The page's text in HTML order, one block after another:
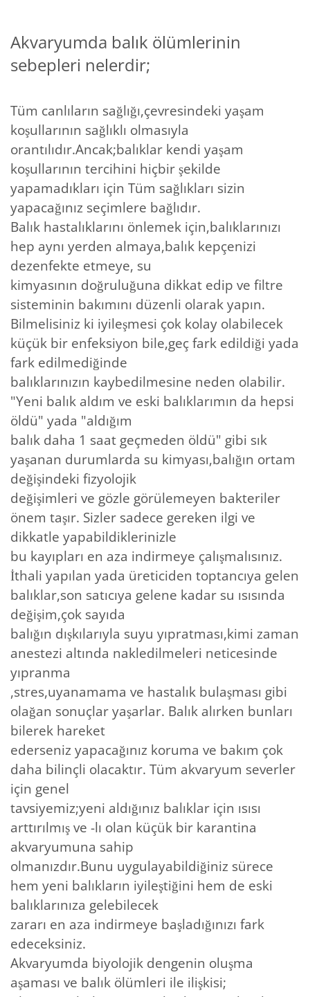
Akvaryumda balık ölümlerinin
sebepleri nelerdir;
Tüm canlıların sağlığı,çevresindeki yaşam
koşullarının sağlıklı olmasıyla
orantılıdır.Ancak;balıklar kendi yaşam
koşullarının tercihini hiçbir şekilde
yapamadıkları için Tüm sağlıkları sizin
yapacağınız seçimlere bağlıdır.
Balık hastalıklarını önlemek için,balıklarınızı
hep aynı yerden almaya,balık kepçenizi
dezenfekte etmeye, su
kimyasının doğruluğuna dikkat edip ve filtre
sisteminin bakımını düzenli olarak yapın.
Bilmelisiniz ki iyileşmesi çok kolay olabilecek
küçük bir enfeksiyon bile,geç fark edildiği yada
fark edilmediğinde
balıklarınızın kaybedilmesine neden olabilir.
"Yeni balık aldım ve eski balıklarımın da hepsi
öldü" yada "aldığım
balık daha 1 saat geçmeden öldü" gibi sık
yaşanan durumlarda su kimyası,balığın ortam
değişindeki fizyolojik
değişimleri ve gözle görülemeyen bakteriler
önem taşır. Sizler sadece gereken ilgi ve
dikkatle yapabildiklerinizle
bu kayıpları en aza indirmeye çalışmalısınız.
İthali yapılan yada üreticiden toptancıya gelen
balıklar,son satıcıya gelene kadar su ısısında
değişim,çok sayıda
balığın dışkılarıyla suyu yıpratması,kimi zaman
anestezi altında nakledilmeleri neticesinde
yıpranma
,stres,uyanamama ve hastalık bulaşması gibi
olağan sonuçlar yaşarlar. Balık alırken bunları
bilerek hareket
ederseniz yapacağınız koruma ve bakım çok
daha bilinçli olacaktır. Tüm akvaryum severler
için genel
tavsiyemiz;yeni aldığınız balıklar için ısısı
arttırılmış ve -lı olan küçük bir karantina
akvaryumuna sahip
olmanızdır.Bunu uygulayabildiğiniz sürece
hem yeni balıkların iyileştiğini hem de eski
balıklarınıza gelebilecek
zararı en aza indirmeye başladığınızı fark
edeceksiniz.
Akvaryumda biyolojik dengenin oluşma
aşaması ve balık ölümleri ile ilişkisi;